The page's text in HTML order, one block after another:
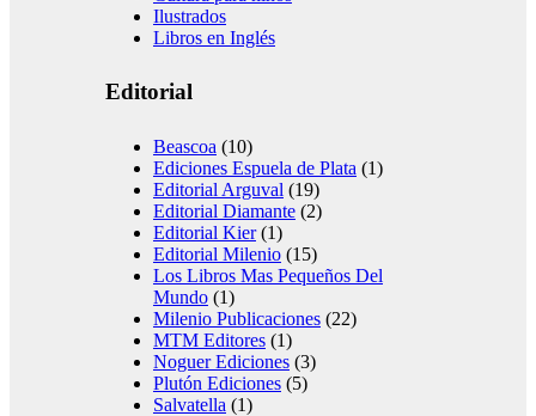
Ilustrados
Libros en Inglés
Editorial
Beascoa (10)
Ediciones Espuela de Plata (1)
Editorial Arguval (19)
Editorial Diamante (2)
Editorial Kier (1)
Editorial Milenio (15)
Los Libros Mas Pequeños Del
Mundo (1)
Milenio Publicaciones (22)
MTM Editores (1)
Noguer Ediciones (3)
Plutón Ediciones (5)
Salvatella (1)